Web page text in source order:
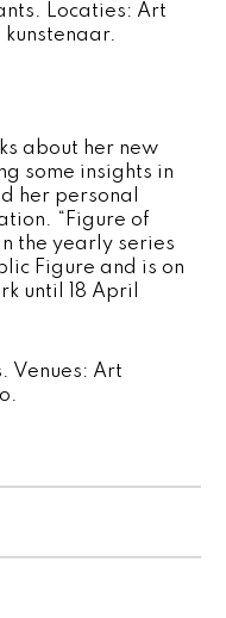
Locaties: Art
about her new
some insights in
her personal
“Figure of
the yearly series
Figure and is on
until 18 April
Venues: Art